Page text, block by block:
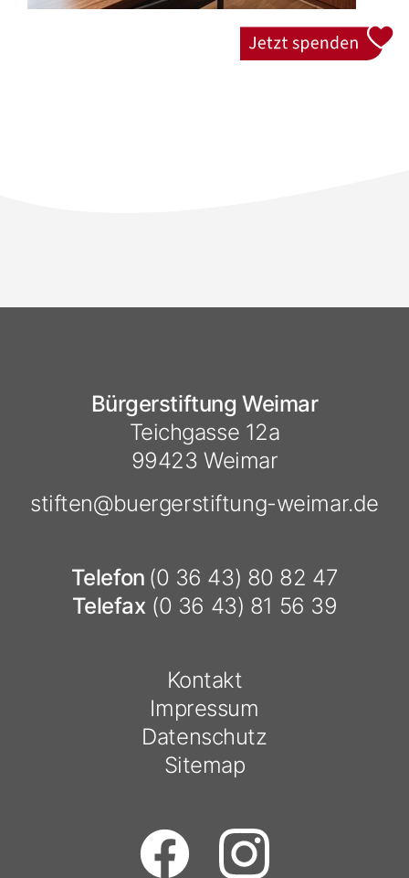
Jetzt spenden
Bürgerstiftung Weimar
Teichgasse 12a
99423 Weimar
stiften@buergerstiftung-weimar.de
Telefon (0 36 43) 80 82 47
Telefax (0 36 43) 81 56 39
Kontakt
Impressum
Datenschutz
Sitemap